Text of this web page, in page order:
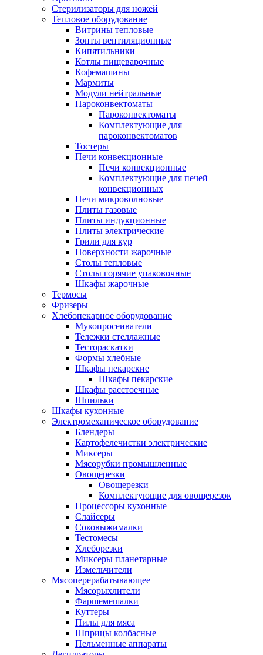
Стерилизаторы для ножей
Тепловое оборудование
Витрины тепловые
Зонты вентиляционные
Кипятильники
Котлы пищеварочные
Кофемашины
Мармиты
Модули нейтральные
Пароконвектоматы
Пароконвектоматы
Комплектующие для
пароконвектоматов
Тостеры
Печи конвекционные
Печи конвекционные
Комплектующие для печей
конвекционных
Печи микроволновые
Плиты газовые
Плиты индукционные
Плиты электрические
Грили для кур
Поверхности жарочные
Столы тепловые
Столы горячие упаковочные
Шкафы жарочные
Термосы
Фризеры
Хлебопекарное оборудование
Мукопросеиватели
Тележки стеллажные
Тестораскатки
Формы хлебные
Шкафы пекарские
Шкафы пекарские
Шкафы расстоечные
Шпильки
Шкафы кухонные
Электромеханическое оборудование
Блендеры
Картофелечистки электрические
Миксеры
Мясорубки промышленные
Овощерезки
Овощерезки
Комплектующие для овощерезок
Процессоры кухонные
Слайсеры
Соковыжималки
Тестомесы
Хлеборезки
Миксеры планетарные
Измельчители
Мясоперерабатывающее
Мясорыхлители
Фаршемешалки
Куттеры
Пилы для мяса
Шприцы колбасные
Пельменные аппараты